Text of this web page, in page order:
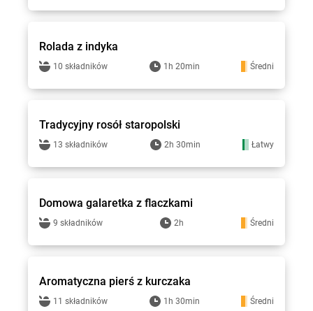
Stokrotka - przepisy
Rolada z indyka
10 składników 1h 20min Średni
Stokrotka - przepisy
Tradycyjny rosół staropolski
13 składników 2h 30min Łatwy
Stokrotka - przepisy
Domowa galaretka z flaczkami
9 składników 2h Średni
Stokrotka - przepisy
Aromatyczna pierś z kurczaka
11 składników 1h 30min Średni